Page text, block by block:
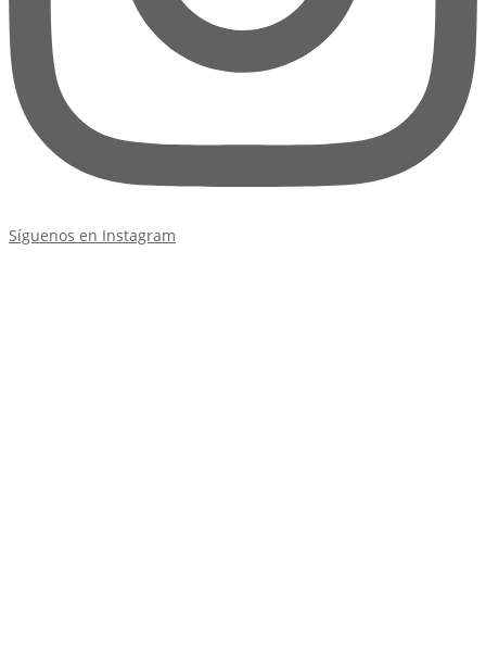
Síguenos en Instagram